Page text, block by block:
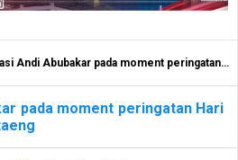
Abubakar pada moment peringatan Hari Santri Nasional di Bantaeng
pada moment peringatan Hari